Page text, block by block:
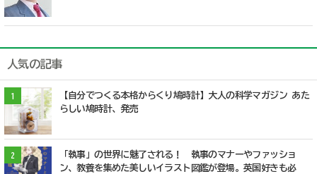
人気の記事
1
【自分でつくる本格からくり鳩時計】大人の科学マガジン あた
らしい鳩時計、発売
2
「執事」の世界に魅了される！ 執事のマナーやファッショ
ン、教養を集めた美しいイラスト図鑑が登場。英国好きも必